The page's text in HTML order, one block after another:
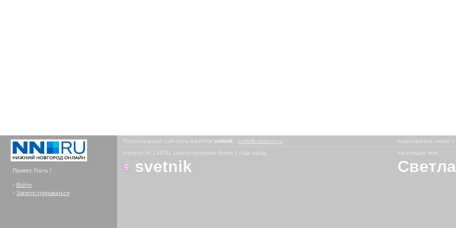
Привет, Гость !
- Войти
- Зарегистрироваться
Персональный сайт пользователя svetnik : svetnik.www.nn.ru пользователь имеет
портрет № 134791 зарегистрирован более 1 года назад
svetnik
настоящее имя: